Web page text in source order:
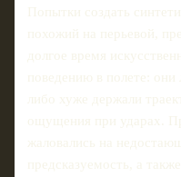
Попытки создать
похожий на перьевой,
долгое время
поведению в полете:
либо хуже держали
ощущения при ударах.
жаловались на
предсказуемость, а